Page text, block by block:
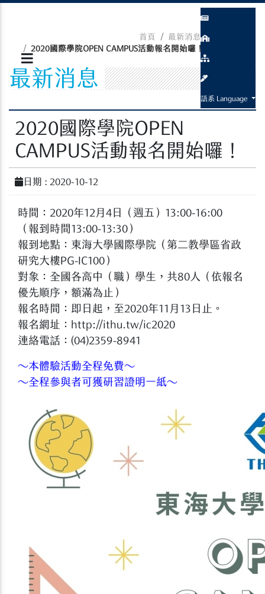
語系 Language
首頁 最新消息
2020國際學院OPEN CAMPUS活動報名開始囉！
最新消息
2020國際學院OPEN
CAMPUS活動報名開始囉！
日期 : 2020-10-12
時間：2020年12月4日（週五）13:00-16:00
（報到時間13:00-13:30）
報到地點：東海大學國際學院（第二教學區省政
研究大樓PG-IC100）
對象：全國各高中（職）學生，共80人（依報名
優先順序，額滿為止）
報名時間：即日起，至2020年11月13日止。
報名網址：http://ithu.tw/ic2020
連絡電話：(04)2359-8941
～本體驗活動全程免費～
～全程參與者可獲研習證明一紙～